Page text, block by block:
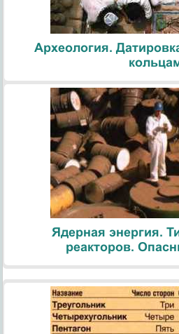
Археология.
Ядерная энергия.
реакторов.